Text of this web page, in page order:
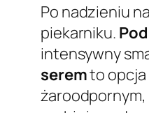
Po nadzieniu
piekarniku.
intensywny
seremto opcja
żaroodpornym,